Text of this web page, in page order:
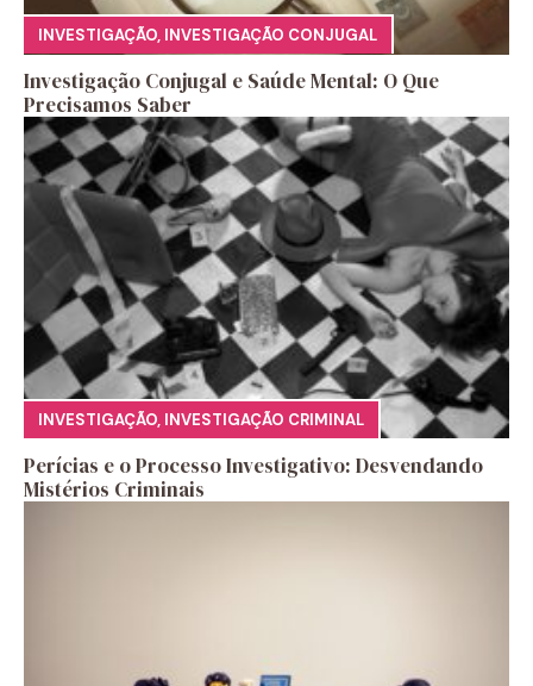
INVESTIGAÇÃO, INVESTIGAÇÃO CONJUGAL
Investigação Conjugal e Saúde Mental: O Que
Precisamos Saber
INVESTIGAÇÃO, INVESTIGAÇÃO CRIMINAL
Perícias e o Processo Investigativo: Desvendando
Mistérios Criminais